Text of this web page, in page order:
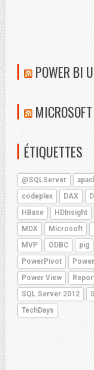
POWER BI
ÉTIQUETTES
@SQLServer
codeplex
DAX
HBase
HDInsight
MDX
Microsoft
MVP
ODBC pig
PowerPivot
Power View
SQL Server 2012
TechDays